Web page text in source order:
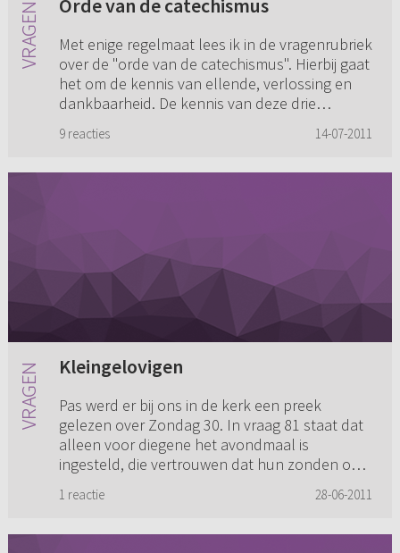
Orde van de catechismus
Met enige regelmaat lees ik in de vragenrubriek
over de "orde van de catechismus". Hierbij gaat
het om de kennis van ellende, verlossing en
dankbaarheid. De kennis van deze drie
9 reacties 14-07-2011
Kleingelovigen
Pas werd er bij ons in de kerk een preek
gelezen over Zondag 30. In vraag 81 staat dat
alleen voor diegene het avondmaal is
ingesteld, die vertrouwen dat hun zonden om
1 reactie 28-06-2011